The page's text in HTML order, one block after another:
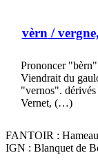
vèrn /
Prononcer
Viendrait du
"vernos". dérivés
Vernet, (…)
FANTOIR :
IGN : Blanquet de